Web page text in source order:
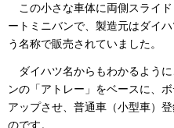
この小さな車体に両側スライ
ートミニバンで、製造元はダイ
う名称で販売されていました。
ダイハツ名からもわかるよう
ンの「アトレー」をベースに、
アップさせ、普通車（小型車）
のです。